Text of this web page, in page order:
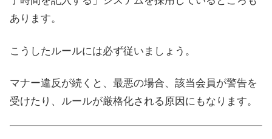
あります。
こうしたルールには必ず従いましょう。
マナー違反が続くと、最悪の場合、該当会員が警告を
受けたり、ルールが厳格化される原因にもなります。